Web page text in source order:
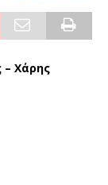
Χάρης